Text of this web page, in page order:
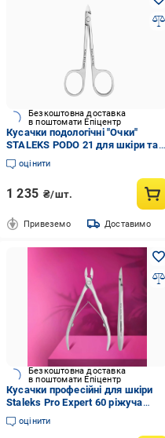
Безкоштовна доставка
в поштомати Епіцентр
Кусачки подологічні "Очки"
STALEKS PODO 21 для шкіри та
видалення мозолів 7 мм (NP-21-
7)
оцінити
1 235 ₴/шт.
Привеземо Доставимо
Безкоштовна доставка
в поштомати Епіцентр
Кусачки професійні для шкіри
Staleks Pro Expert 60 ріжуча
частина 12 мм (NE-60-12)
оцінити